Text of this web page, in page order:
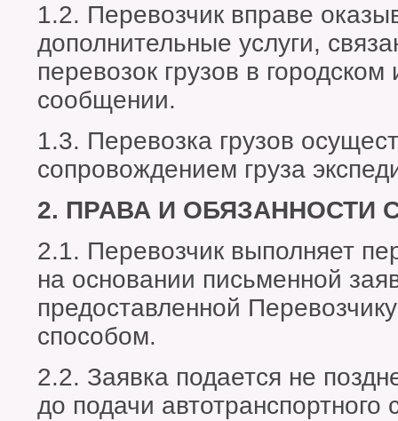
1.2. Перевозчик вправе
дополнительные услуги,
перевозок грузов в
сообщении.
1.3. Перевозка грузов
сопровождением груза
2. ПРАВА И ОБЯЗАННОСТИ
2.1. Перевозчик выполняет
на основании письменной
предоставленной
способом.
2.2. Заявка подается не
до подачи автотранспортного